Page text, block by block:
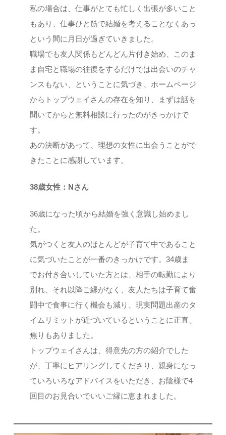
私の場合は、仕事がとても忙しく出張が多いこと
もあり、仕事ひと筋で結婚を考えることなくあっ
という間に月日が過ぎていきました。
職場でも友人関係もどんどん片付き始め、このま
ま自宅と職場の往復をするだけでは出会いのチャ
ンスもない、ということに気づき、ホームページ
からトップウェイさんの存在を知り、まずは話を
聞いてからと無料相談に行ったのがきっかけで
す。
あの決断があって、理想の女性に出会うことがで
きたことに感謝しています。
38歳女性：Nさん
36歳になった頃から結婚を強く意識し始めまし
た。
気がつくと友人のほとんどが子育て中であること
に気づいたことが一番のきっかけです。34歳ま
でお付き合いしていた方とは、相手の転勤により
別れ、それ以降ご縁がなく、友人たちは子育て奮
闘中で食事に行く機会も減り、現実問題出産のタ
イムリミットが近づいているということに正直、
焦りもありました。
トップウェイさんは、得意先の方の紹介でした
が、丁寧にヒアリングしてくださり、親身になっ
ていろいろなアドバイスをいただき、お陰様で4
回目のお見合いでいいご縁に恵まれました。